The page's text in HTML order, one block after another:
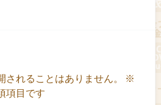
されることはありません。
※
項目です